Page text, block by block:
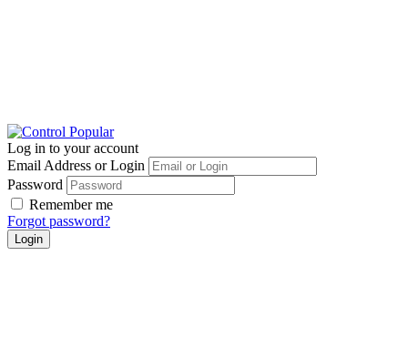
Log in to your account
Email Address or Login
Password
Remember me
Forgot password?
Login